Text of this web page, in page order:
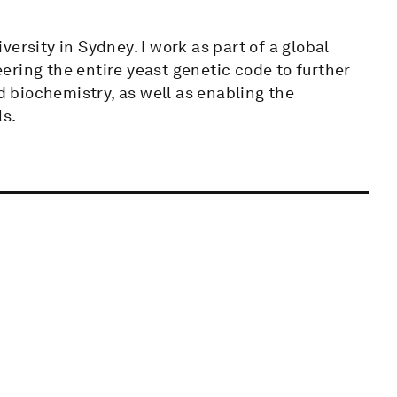
in Sydney. I work as part of a global
the entire yeast genetic code to further
as well as enabling the